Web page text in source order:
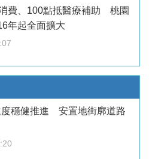
費、100點抵醫療補助 桃園
年起全面擴大
度穩健推進 安置地街廓道路